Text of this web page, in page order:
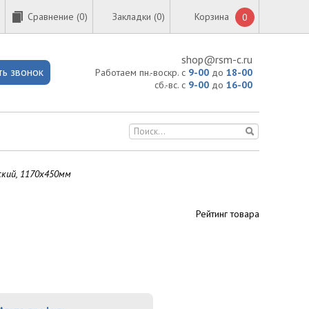
Сравнение (0) Закладки (0) Корзина 0
shop@rsm-c.ru
Работаем пн.-воскр. с 9-00 до 18-00
сб.-вс. с 9-00 до 16-00
звонок
1170х450мм
Рейтинг товара